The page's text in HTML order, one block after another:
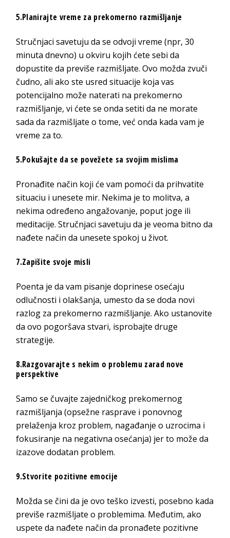
5.Planirajte vreme za prekomerno razmišljanje
Stručnjaci savetuju da se odvoji vreme (npr, 30
minuta dnevno) u okviru kojih ćete sebi da
dopustite da previše razmišljate. Ovo možda zvuči
čudno, ali ako ste usred situacije koja vas
potencijalno može naterati na prekomerno
razmišljanje, vi ćete se onda setiti da ne morate
sada da razmišljate o tome, već onda kada vam je
vreme za to.
5.Pokušajte da se povežete sa svojim mislima
Pronađite način koji će vam pomoći da prihvatite
situaciu i unesete mir. Nekima je to molitva, a
nekima određeno angažovanje, poput joge ili
meditacije. Stručnjaci savetuju da je veoma bitno da
nađete način da unesete spokoj u život.
7.Zapišite svoje misli
Poenta je da vam pisanje doprinese osećaju
odlučnosti i olakšanja, umesto da se doda novi
razlog za prekomerno razmišljanje. Ako ustanovite
da ovo pogoršava stvari, isprobajte druge
strategije.
8.Razgovarajte s nekim o problemu zarad nove
perspektive
Samo se čuvajte zajedničkog prekomernog
razmišljanja (opsežne rasprave i ponovnog
prelaženja kroz problem, nagađanje o uzrocima i
fokusiranje na negativna osećanja) jer to može da
izazove dodatan problem.
9.Stvorite pozitivne emocije
Možda se čini da je ovo teško izvesti, posebno kada
previše razmišljate o problemima. Međutim, ako
uspete da nađete način da pronađete pozitivne